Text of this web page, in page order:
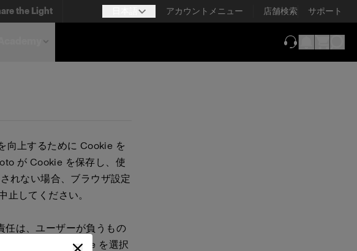
the Light アカウントメニュー 店舗検索 サポート
向上するために Cookie を
が Cookie を保存し、使
れない場合、ブラウザ設定
止してください。
任は、ユーザーが負うもの
は削除する Cookie を選択